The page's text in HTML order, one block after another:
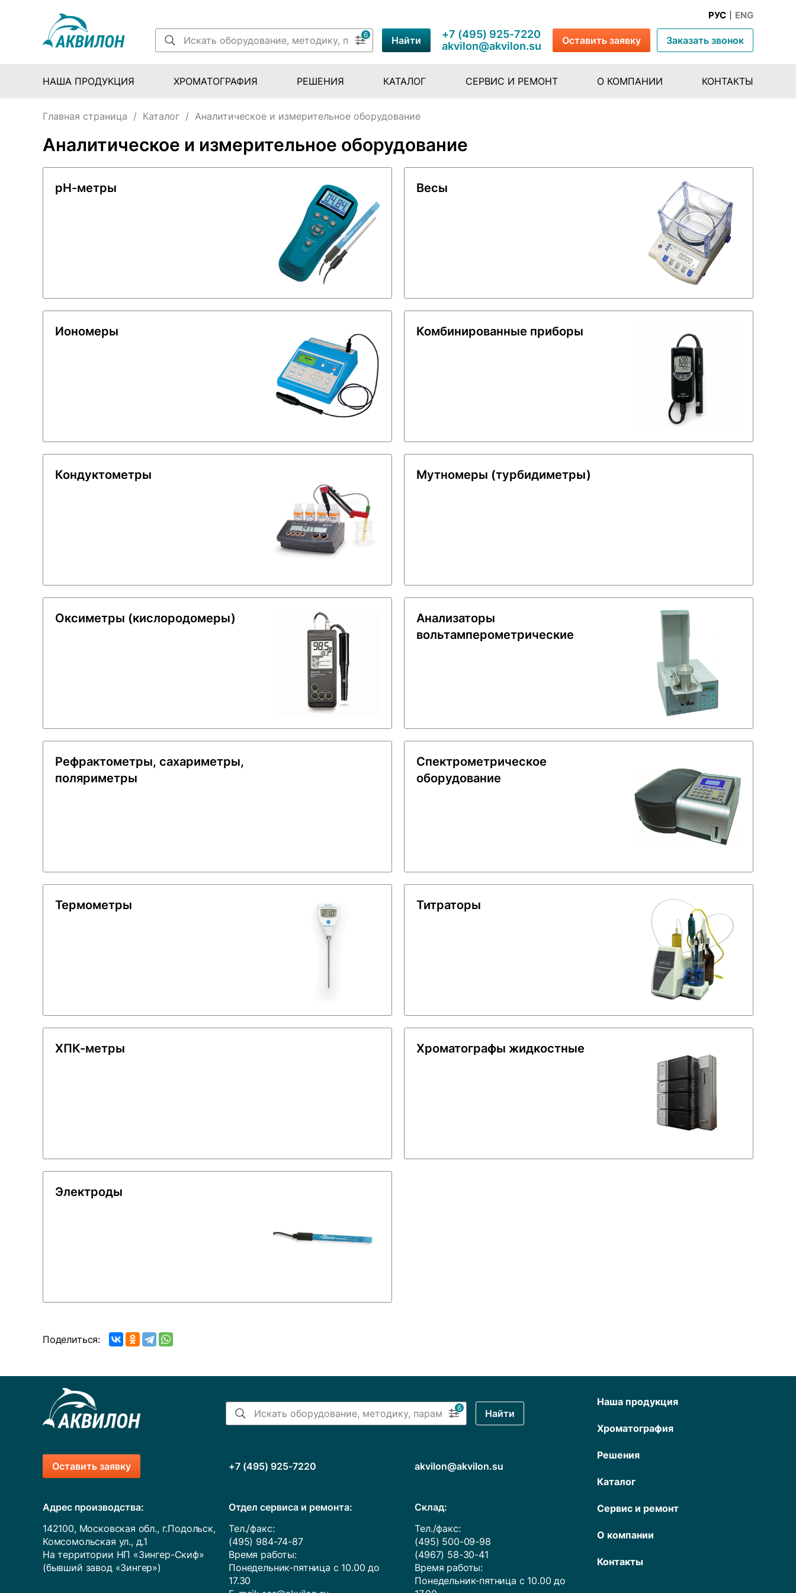
РУС ENG
6 Найти
+7 (495) 925-7220
akvilon@akvilon.su
Оставить заявку Заказать звонок
НАША ПРОДУКЦИЯ ХРОМАТОГРАФИЯ РЕШЕНИЯ КАТАЛОГ СЕРВИС И РЕМОНТ О КОМПАНИИ КОНТАКТЫ
Главная страница / Каталог / Аналитическое и измерительное оборудование
Аналитическое и измерительное оборудование
pH-метры Весы
Иономеры Комбинированные приборы
Кондуктометры Мутномеры (турбидиметры)
Оксиметры (кислородомеры)
Анализаторы
вольтамперометрические
Рефрактометры, сахариметры,
поляриметры
Спектрометрическое
оборудование
Термометры Титраторы
ХПК-метры Хроматографы жидкостные
Электроды
Поделиться:
6 Найти
Оставить заявку +7 (495) 925-7220 akvilon@akvilon.su
Адрес производства:
142100, Московская обл., г.Подольск,
Комсомольская ул., д.1
На территории НП «Зингер-Скиф»
(бывший завод «Зингер»)
Отдел сервиса и ремонта:
Тел./факс:
(495) 984-74-87
Время работы:
Понедельник-пятница с 10.00 до
17.30
Cклад:
Тел./факс:
(495) 500-09-98
(4967) 58-30-41
Время работы:
Понедельник-пятница с 10.00 до
Наша продукция
Хроматография
Решения
Каталог
Сервис и ремонт
О компании
Контакты